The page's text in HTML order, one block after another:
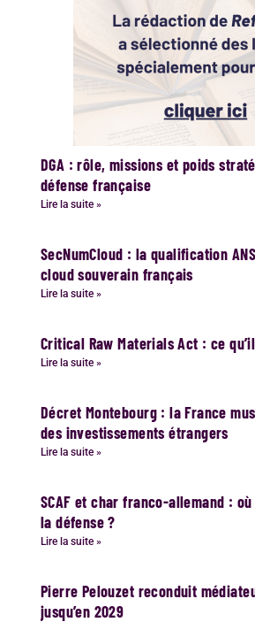
DGA : rôle, missions et poids
défense française
Lire la suite »
SecNumCloud : la qualification
cloud souverain français
Lire la suite »
Critical Raw Materials Act : ce
Lire la suite »
Décret Montebourg : la France
des investissements étrangers
Lire la suite »
SCAF et char franco-allemand : où
la défense ?
Lire la suite »
Pierre Pelouzet reconduit
jusqu’en 2029